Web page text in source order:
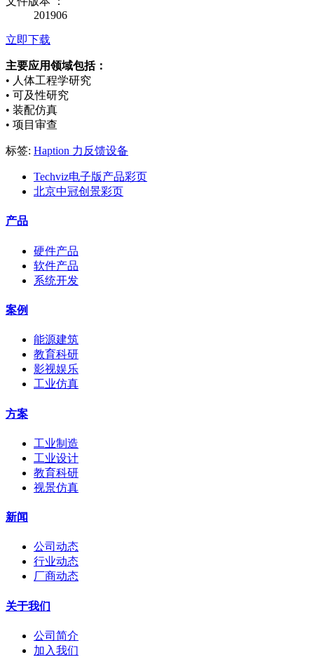
201906
立即下载
主要应用领域包括：
• 人体工程学研究
• 可及性研究
• 装配仿真
• 项目审查
标签: Haption 力反馈设备
Techviz电子版产品彩页
北京中冠创景彩页
产品
硬件产品
软件产品
系统开发
案例
能源建筑
教育科研
影视娱乐
工业仿真
方案
工业制造
工业设计
教育科研
视景仿真
新闻
公司动态
行业动态
厂商动态
关于我们
公司简介
加入我们